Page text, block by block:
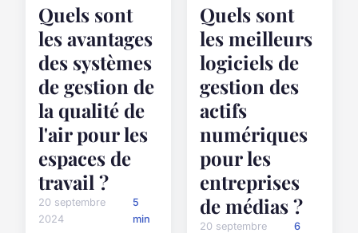
Quels sont
les avantages
des systèmes
de gestion de
la qualité de
l'air pour les
espaces de
travail ?
20 septembre
2024
5
min
Quels sont
les meilleurs
logiciels de
gestion des
actifs
numériques
pour les
entreprises
de médias ?
20 septembre
6